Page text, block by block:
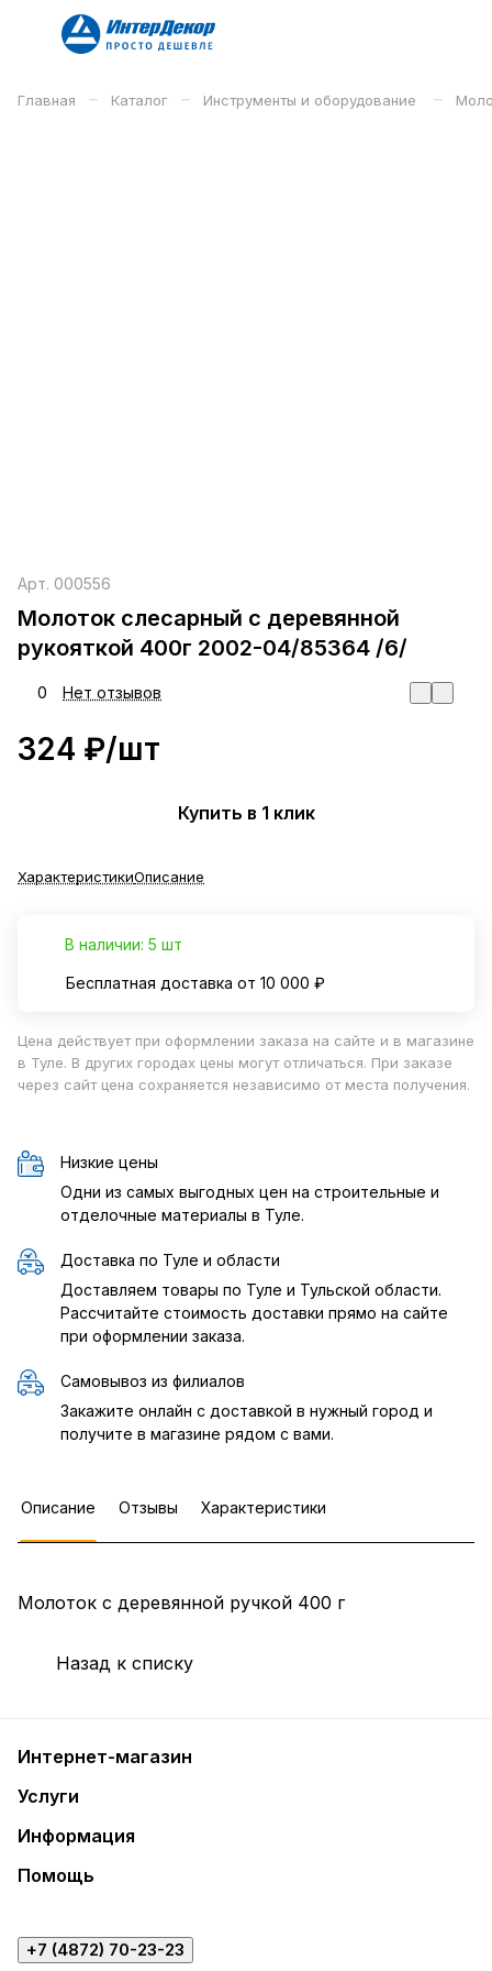
Главная – Каталог – Инструменты и оборудование –
Арт. 000556
Молоток слесарный с деревянной
рукояткой 400г 2002-04/85364 /6/
0 Нет отзывов
324 ₽/шт
Купить в 1 клик
ХарактеристикиОписание
В наличии: 5 шт
Бесплатная доставка от 10 000 ₽
Цена действует при оформлении заказа на сайте и в магазине
в Туле. В других городах цены могут отличаться. При заказе
через сайт цена сохраняется независимо от места получения.
Низкие цены
Одни из самых выгодных цен на строительные и
отделочные материалы в Туле.
Доставка по Туле и области
Доставляем товары по Туле и Тульской области.
Рассчитайте стоимость доставки прямо на сайте
при оформлении заказа.
Самовывоз из филиалов
Закажите онлайн с доставкой в нужный город и
получите в магазине рядом с вами.
Описание Отзывы Характеристики
Молоток с деревянной ручкой 400 г
Назад к списку
Интернет-магазин
Услуги
Информация
Помощь
+7 (4872) 70-23-23